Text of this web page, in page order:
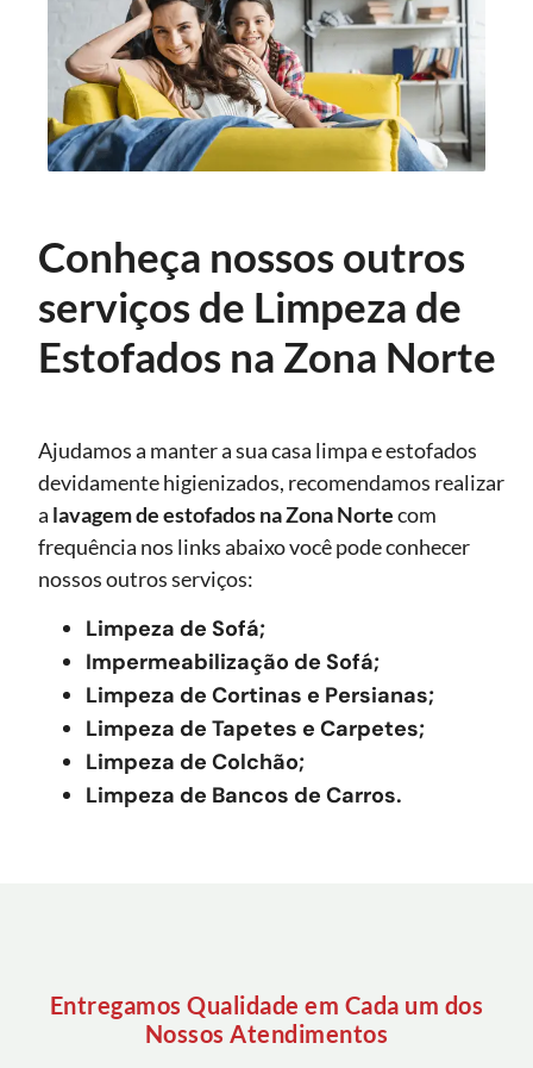
Conheça nossos outros
serviços de Limpeza de
Estofados na Zona Norte
Ajudamos a manter a sua casa limpa e estofados
devidamente higienizados, recomendamos realizar
a lavagem de estofadosna Zona Nortecom
frequência nos links abaixo você pode conhecer
nossos outros serviços:
Limpeza de Sofá;
Impermeabilização de Sofá;
Limpeza de Cortinas e Persianas;
Limpeza de Tapetes e Carpetes;
Limpeza de Colchão;
Limpeza de Bancos de Carros.
Entregamos Qualidade em Cada um dos
Nossos Atendimentos